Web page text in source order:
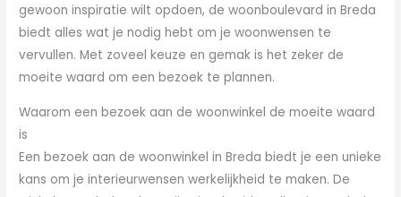
gewoon inspiratie wilt opdoen, de woonboulevard in Breda
biedt alles wat je nodig hebt om je woonwensen te
vervullen. Met zoveel keuze en gemak is het zeker de
moeite waard om een bezoek te plannen.
Waarom een bezoek aan de woonwinkel de moeite waard
is
Een bezoek aan de woonwinkel in Breda biedt je een unieke
kans om je interieurwensen werkelijkheid te maken. De